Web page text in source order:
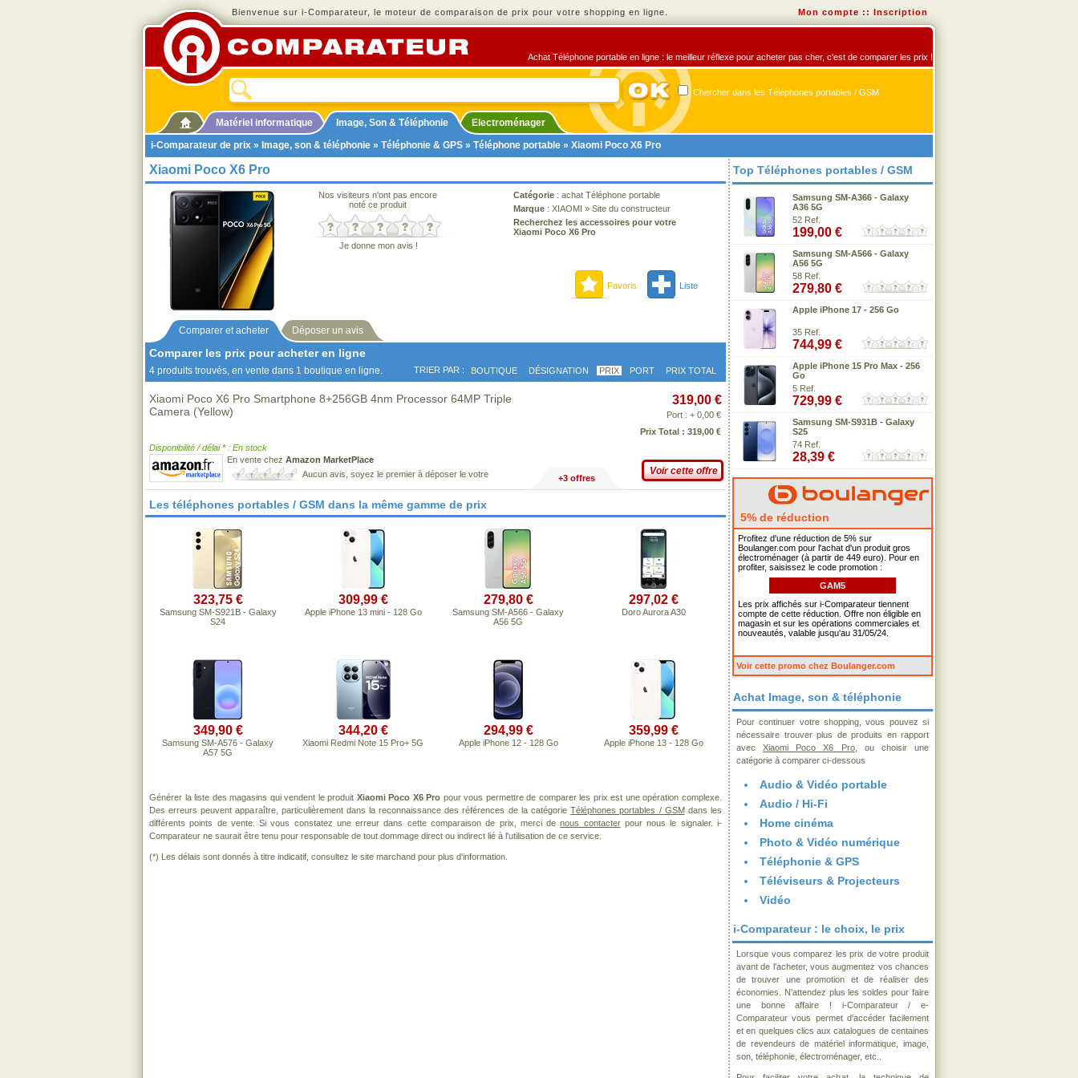
Bienvenue sur i-Comparateur, le moteur de comparaison de prix pour votre shopping en ligne. Mon compte :: Inscription
Achat Téléphone portable en ligne : le meilleur réflexe pour acheter pas cher, c'est de comparer les prix !
Chercher dans les Téléphones portables / GSM
Matériel informatique Image, Son & Téléphonie
Electroménager
i-Comparateur de prix » Image, son & téléphonie » Téléphonie & GPS » Téléphone portable » Xiaomi Poco X6 Pro
Xiaomi Poco X6 Pro
Nos visiteurs n'ont pas encore
noté ce produit
Je donne mon avis !
Catégorie : achat Téléphone portable
Marque : XIAOMI » Site du constructeur
Recherchez les accessoires pour votre
Xiaomi Poco X6 Pro
Favoris Liste
Comparer et acheter Déposer un avis
Comparer les prix pour acheter en ligne
4 produits trouvés, en vente dans 1 boutique en ligne. TRIER PAR : BOUTIQUE DÉSIGNATION PRIX PORT PRIX TOTAL
Xiaomi Poco X6 Pro Smartphone 8+256GB 4nm Processor 64MP Triple
Camera (Yellow)
Disponibilité / délai * : En stock
En vente chez Amazon MarketPlace
Aucun avis, soyez le premier à déposer le votre
319,00 €
Port : + 0,00 €
Prix Total : 319,00 €
Voir cette offre
+3 offres
Les téléphones portables / GSM dans la même gamme de prix
323,75 €
Samsung SM-S921B - Galaxy
S24
309,99 €
Apple iPhone 13 mini - 128 Go
279,80 €
Samsung SM-A566 - Galaxy
A56 5G
297,02 €
Doro Aurora A30
349,90 €
Samsung SM-A576 - Galaxy
A57 5G
344,20 €
Xiaomi Redmi Note 15 Pro+ 5G
294,99 €
Apple iPhone 12 - 128 Go
359,99 €
Apple iPhone 13 - 128 Go
Générer la liste des magasins qui vendent le produit Xiaomi Poco X6 Pro pour vous permettre de comparer les prix est une opération complexe.
Des erreurs peuvent apparaître, particulièrement dans la reconnaissance des références de la catégorieTéléphones portables / GSMdans les
différents points de vente. Si vous constatez une erreur dans cette comparaison de prix, merci denous contacterpour nous le signaler. i-
Comparateur ne saurait être tenu pour responsable de tout dommage direct ou indirect lié à l'utilisation de ce service.
(*) Les délais sont donnés à titre indicatif, consultez le site marchand pour plus d'information.
Top Téléphones portables / GSM
Samsung SM-A366 - Galaxy
A36 5G
52 Ref.
199,00 €
Samsung SM-A566 - Galaxy
A56 5G
58 Ref.
279,80 €
Apple iPhone 17 - 256 Go
35 Ref.
744,99 €
Apple iPhone 15 Pro Max - 256
Go
5 Ref.
729,99 €
Samsung SM-S931B - Galaxy
S25
74 Ref.
28,39 €
5% de réduction
Profitez d'une réduction de 5% sur
Boulanger.com pour l'achat d'un produit gros
électroménager (à partir de 449 euro). Pour en
profiter, saisissez le code promotion :
GAM5
Les prix affichés sur i-Comparateur tiennent
compte de cette réduction. Offre non éligible en
magasin et sur les opérations commerciales et
nouveautés, valable jusqu'au 31/05/24.
Voir cette promo chez Boulanger.com
Achat Image, son & téléphonie
Pour continuer votre shopping, vous pouvez si
nécessaire trouver plus de produits en rapport
avecXiaomi Poco X6 Pro, ou choisir une
catégorie à comparer ci-dessous
Audio & Vidéo portable
Audio / Hi-Fi
Home cinéma
Photo & Vidéo numérique
Téléphonie & GPS
Téléviseurs & Projecteurs
Vidéo
i-Comparateur : le choix, le prix
Lorsque vous comparez les prix de votre produit
avant de l'acheter, vous augmentez vos chances
de trouver une promotion et de réaliser des
économies. N'attendez plus les soldes pour faire
une bonne affaire ! i-Comparateur / e-
Comparateur vous permet d'accéder facilement
et en quelques clics aux catalogues de centaines
de revendeurs de matériel informatique, image,
son, téléphonie, électroménager, etc..